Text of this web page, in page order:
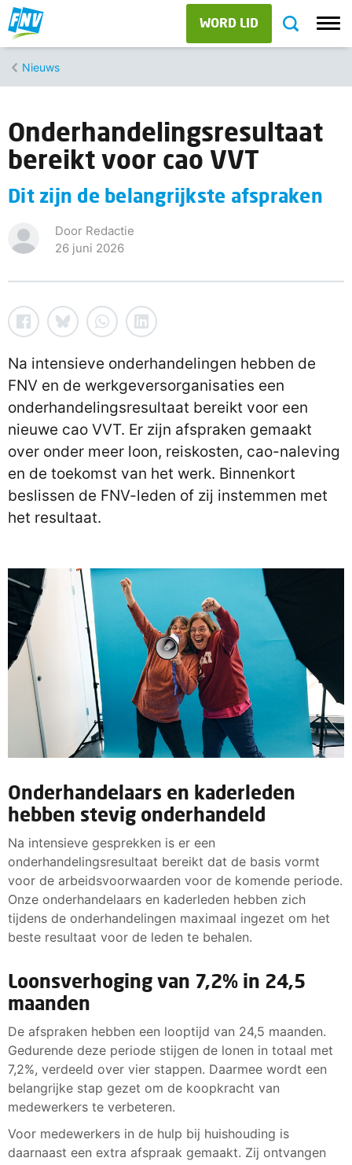
WORD LID
Nieuws
Onderhandelingsresultaat
bereikt voor cao VVT
Dit zijn de belangrijkste afspraken
Door Redactie
26 juni 2026
Na intensieve onderhandelingen hebben de
FNV en de werkgeversorganisaties een
onderhandelingsresultaat bereikt voor een
nieuwe cao VVT. Er zijn afspraken gemaakt
over onder meer loon, reiskosten, cao-naleving
en de toekomst van het werk. Binnenkort
beslissen de FNV-leden of zij instemmen met
het resultaat.
Onderhandelaars en kaderleden
hebben stevig onderhandeld
Na intensieve gesprekken is er een
onderhandelingsresultaat bereikt dat de basis vormt
voor de arbeidsvoorwaarden voor de komende periode.
Onze onderhandelaars en kaderleden hebben zich
tijdens de onderhandelingen maximaal ingezet om het
beste resultaat voor de leden te behalen.
Loonsverhoging van 7,2% in 24,5
maanden
De afspraken hebben een looptijd van 24,5 maanden.
Gedurende deze periode stijgen de lonen in totaal met
7,2%, verdeeld over vier stappen. Daarmee wordt een
belangrijke stap gezet om de koopkracht van
medewerkers te verbeteren.
Voor medewerkers in de hulp bij huishouding is
daarnaast een extra afspraak gemaakt. Zij ontvangen